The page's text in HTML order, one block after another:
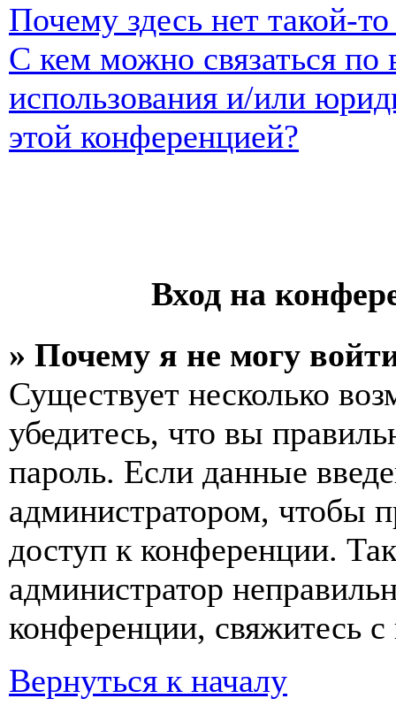
Почему здесь нет такой-
С кем можно связаться по
использования и/или
этой конференцией?
Вход на
» Почему я не могу
Существует несколько
убедитесь, что вы
пароль. Если данные
администратором, чтобы
доступ к конференции.
администратор
конференции, свяжитесь
Вернуться к началу